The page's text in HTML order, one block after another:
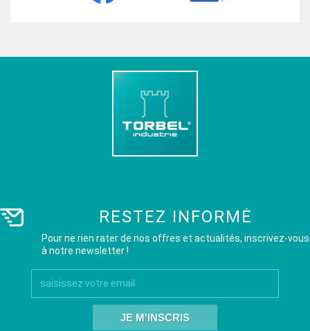
RESTEZ INFORMÉ
Pour ne rien rater de nos offres et actualités, inscrivez-vous
à notre newsletter !
JE M'INSCRIS